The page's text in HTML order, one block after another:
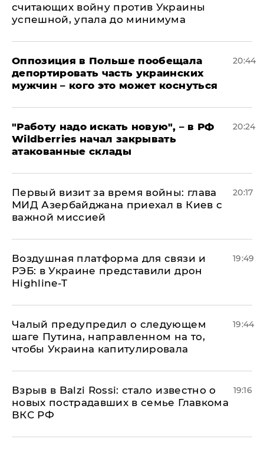
считающих войну против Украины
успешной, упала до минимума
Оппозиция в Польше пообещала
депортировать часть украинских
мужчин – кого это может коснуться
20:44
"Работу надо искать новую", – в РФ
Wildberries начал закрывать
атакованные склады
20:24
Первый визит за время войны: глава
МИД Азербайджана приехал в Киев с
важной миссией
20:17
Воздушная платформа для связи и
РЭБ: в Украине представили дрон
Highline-T
19:49
Чалый предупредил о следующем
шаге Путина, направленном на то,
чтобы Украина капитулировала
19:44
Взрыв в Balzi Rossi: стало известно о
новых пострадавших в семье Главкома
ВКС РФ
19:16